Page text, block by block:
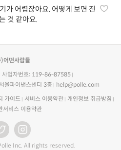
가 어렵잖아요. 어떻게 보면 진
것 같아요.
어떤사람들
사업자번호: 119-86-87585
울파이낸스센터 3층
help@polle.com
가이드 서비스 이용약관
개인정보 취급방침
서비스 이용약관
Inc. All rights reserved.